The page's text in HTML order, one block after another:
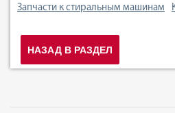
Запчасти к стиральным машинам
НАЗАД В РАЗДЕЛ